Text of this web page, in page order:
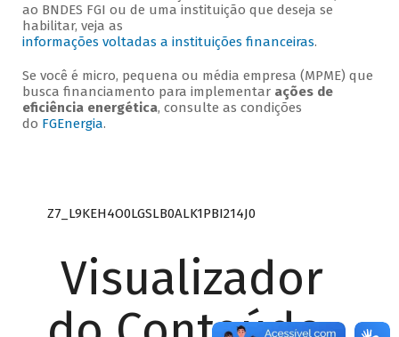
ao BNDES FGI ou de uma instituição que deseja se
habilitar, veja as
informações voltadas a instituições financeiras.
Se você é micro, pequena ou média empresa (MPME) que
busca financiamento para implementar ações de
eficiência energética, consulte as condições
do FGEnergia.
Z7_L9KEH4O0LGSLB0ALK1PBI214J0
Visualizador